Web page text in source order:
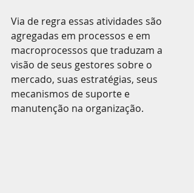
Via de regra essas atividades são
agregadas em processos e em
macroprocessos que traduzam a
visão de seus gestores sobre o
mercado, suas estratégias, seus
mecanismos de suporte e
manutenção na organização.